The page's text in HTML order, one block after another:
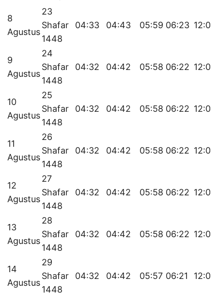
8
Agustus
23
Shafar
1448
04:33 04:43 05:59 06:23 12:03
9
Agustus
24
Shafar
1448
04:32 04:42 05:58 06:22 12:03
10
Agustus
25
Shafar
1448
04:32 04:42 05:58 06:22 12:03
11
Agustus
26
Shafar
1448
04:32 04:42 05:58 06:22 12:03
12
Agustus
27
Shafar
1448
04:32 04:42 05:58 06:22 12:03
13
Agustus
28
Shafar
1448
04:32 04:42 05:58 06:22 12:03
14
Agustus
29
Shafar
1448
04:32 04:42 05:57 06:21 12:03